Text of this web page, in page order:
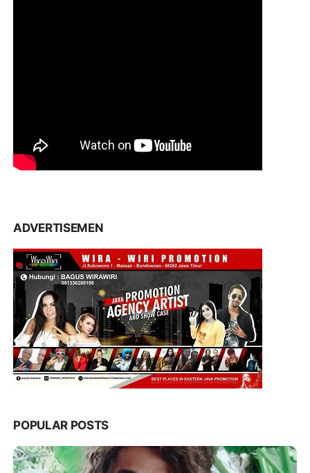
ADVERTISEMEN
POPULAR POSTS